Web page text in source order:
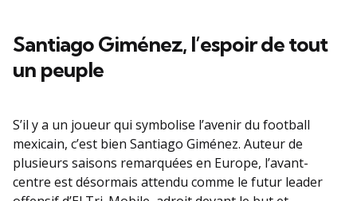
Santiago Giménez, l’espoir de tout
un peuple
S’il y a un joueur qui symbolise l’avenir du football
mexicain, c’est bien Santiago Giménez. Auteur de
plusieurs saisons remarquées en Europe, l’avant-
centre est désormais attendu comme le futur leader